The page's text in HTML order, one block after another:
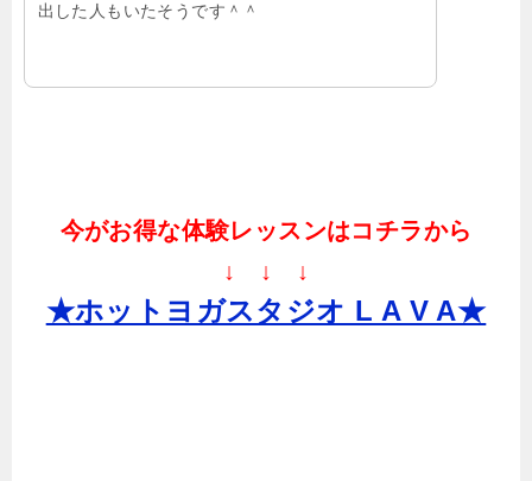
出した人もいたそうです＾＾
今がお得な体験レッスンはコチラから
↓ ↓ ↓
★ホットヨガスタジオ L A V A★